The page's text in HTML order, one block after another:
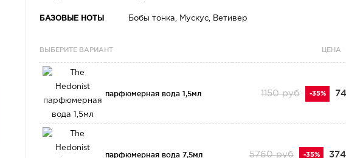
БАЗОВЫЕ НОТЫ Бобы тонка, Мускус, Ветивер
ВЫБЕРИТЕ ВАРИАНТ ЦЕНА
парфюмерная вода 1,5мл 1150 руб -35%
парфюмерная вода 7,5мл 5760 руб -35%